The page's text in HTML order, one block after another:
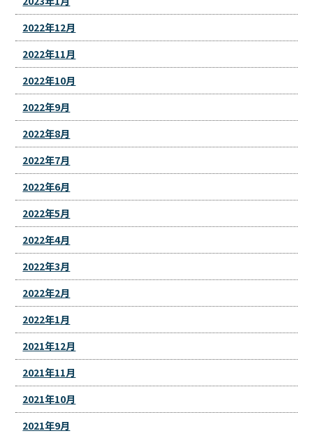
2022年12月
2022年11月
2022年10月
2022年9月
2022年8月
2022年7月
2022年6月
2022年5月
2022年4月
2022年3月
2022年2月
2022年1月
2021年12月
2021年11月
2021年10月
2021年9月